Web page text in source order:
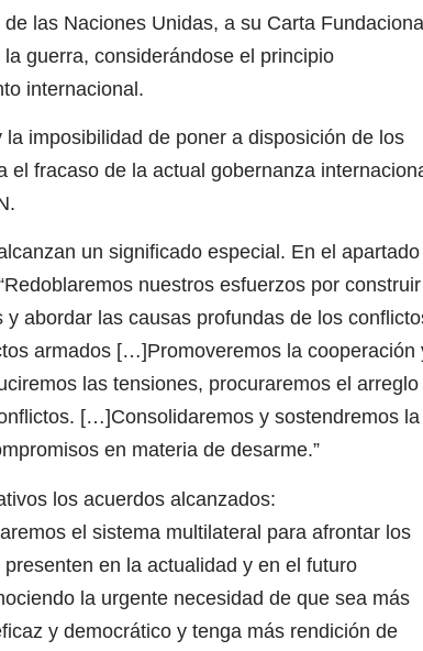
las Naciones Unidas, a su Carta
guerra, considerándose el principio
internacional.
imposibilidad de poner a disposición de los
fracaso de la actual gobernanza
un significado especial. En el apartado
nuestros esfuerzos por
abordar las causas profundas de los
armados […]Promoveremos la cooperación
las tensiones, procuraremos el arreglo
[…]Consolidaremos y sostendremos la
en materia de desarme.”
los acuerdos alcanzados:
el sistema multilateral para afrontar los
en la actualidad y en el futuro
la urgente necesidad de que sea más
y democrático y tenga más rendición de